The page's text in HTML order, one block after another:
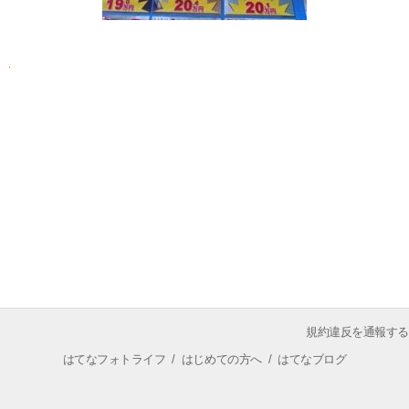
規約違反を通報する
はてなフォトライフ / はじめての方へ/ はてなブログ